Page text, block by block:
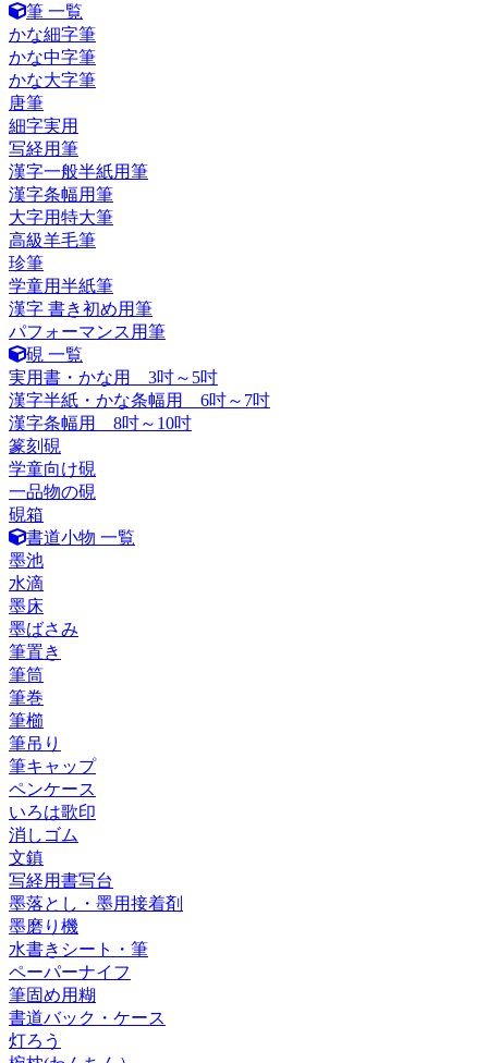
筆 一覧
かな細字筆
かな中字筆
かな大字筆
唐筆
細字実用
写経用筆
漢字一般半紙用筆
漢字条幅用筆
大字用特大筆
高級羊毛筆
珍筆
学童用半紙筆
漢字 書き初め用筆
パフォーマンス用筆
硯 一覧
実用書・かな用 3吋～5吋
漢字半紙・かな条幅用 6吋～7吋
漢字条幅用 8吋～10吋
篆刻硯
学童向け硯
一品物の硯
硯箱
書道小物 一覧
墨池
水滴
墨床
墨ばさみ
筆置き
筆筒
筆巻
筆櫛
筆吊り
筆キャップ
ペンケース
いろは歌印
消しゴム
文鎮
写経用書写台
墨落とし・墨用接着剤
墨磨り機
水書きシート・筆
ペーパーナイフ
筆固め用糊
書道バック・ケース
灯ろう